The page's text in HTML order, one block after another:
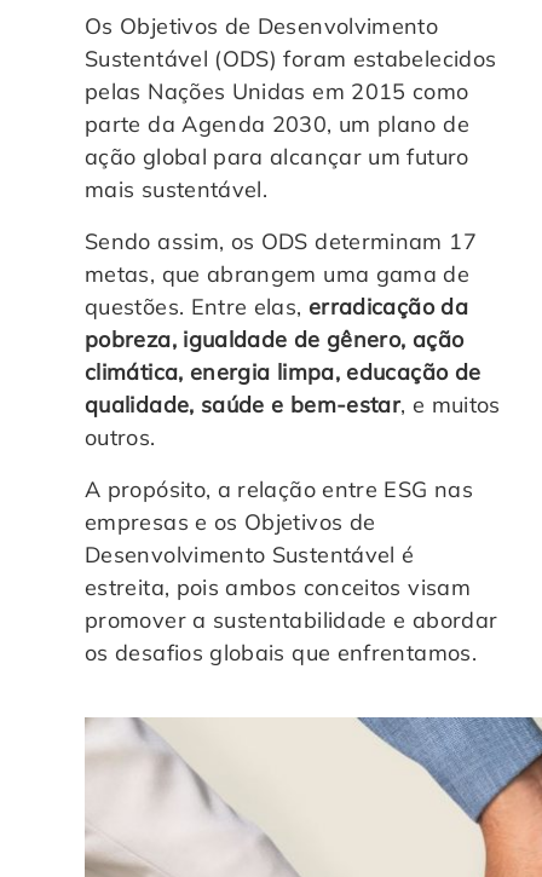
Os Objetivos de Desenvolvimento
Sustentável (ODS) foram estabelecidos
pelas Nações Unidas em 2015 como
parte da Agenda 2030, um plano de
ação global para alcançar um futuro
mais sustentável.
Sendo assim, os ODS determinam 17
metas, que abrangem uma gama de
questões. Entre elas, erradicação da
pobreza, igualdade de gênero, ação
climática, energia limpa, educação de
qualidade, saúde e bem-estar, e muitos
outros.
A propósito, a relação entre ESG nas
empresas e os Objetivos de
Desenvolvimento Sustentável é
estreita, pois ambos conceitos visam
promover a sustentabilidade e abordar
os desafios globais que enfrentamos.